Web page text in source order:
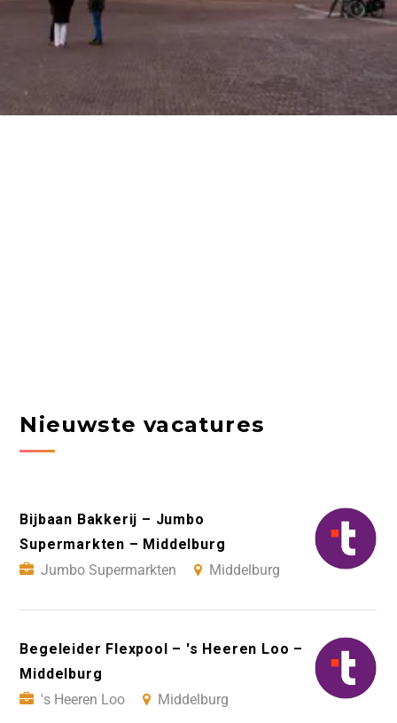
Nieuwste vacatures
Bijbaan Bakkerij – Jumbo
Supermarkten – Middelburg
Jumbo Supermarkten
Middelburg
Begeleider Flexpool – 's Heeren Loo –
Middelburg
's Heeren Loo
Middelburg